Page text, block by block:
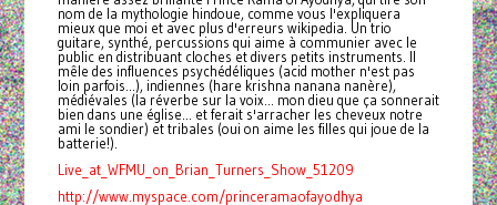
nom de la mythologie hindoue, comme vous l'expliquera
mieux que moi et avec plus d'erreurs wikipedia. Un trio
guitare, synthé, percussions qui aime à communier avec le
public en distribuant cloches et divers petits instruments. Il
mêle des influences psychédéliques (acid mother n'est pas
loin parfois...), indiennes (hare krishna nanana nanère),
médiévales (la réverbe sur la voix... mon dieu que ça sonnerait
bien dans une église... et ferait s'arracher les cheveux notre
ami le sondier) et tribales (oui on aime les filles qui joue de la
batterie!).
Live_at_WFMU_on_Brian_Turners_Show_51209
http://www.myspace.com/princeramaofayodhya